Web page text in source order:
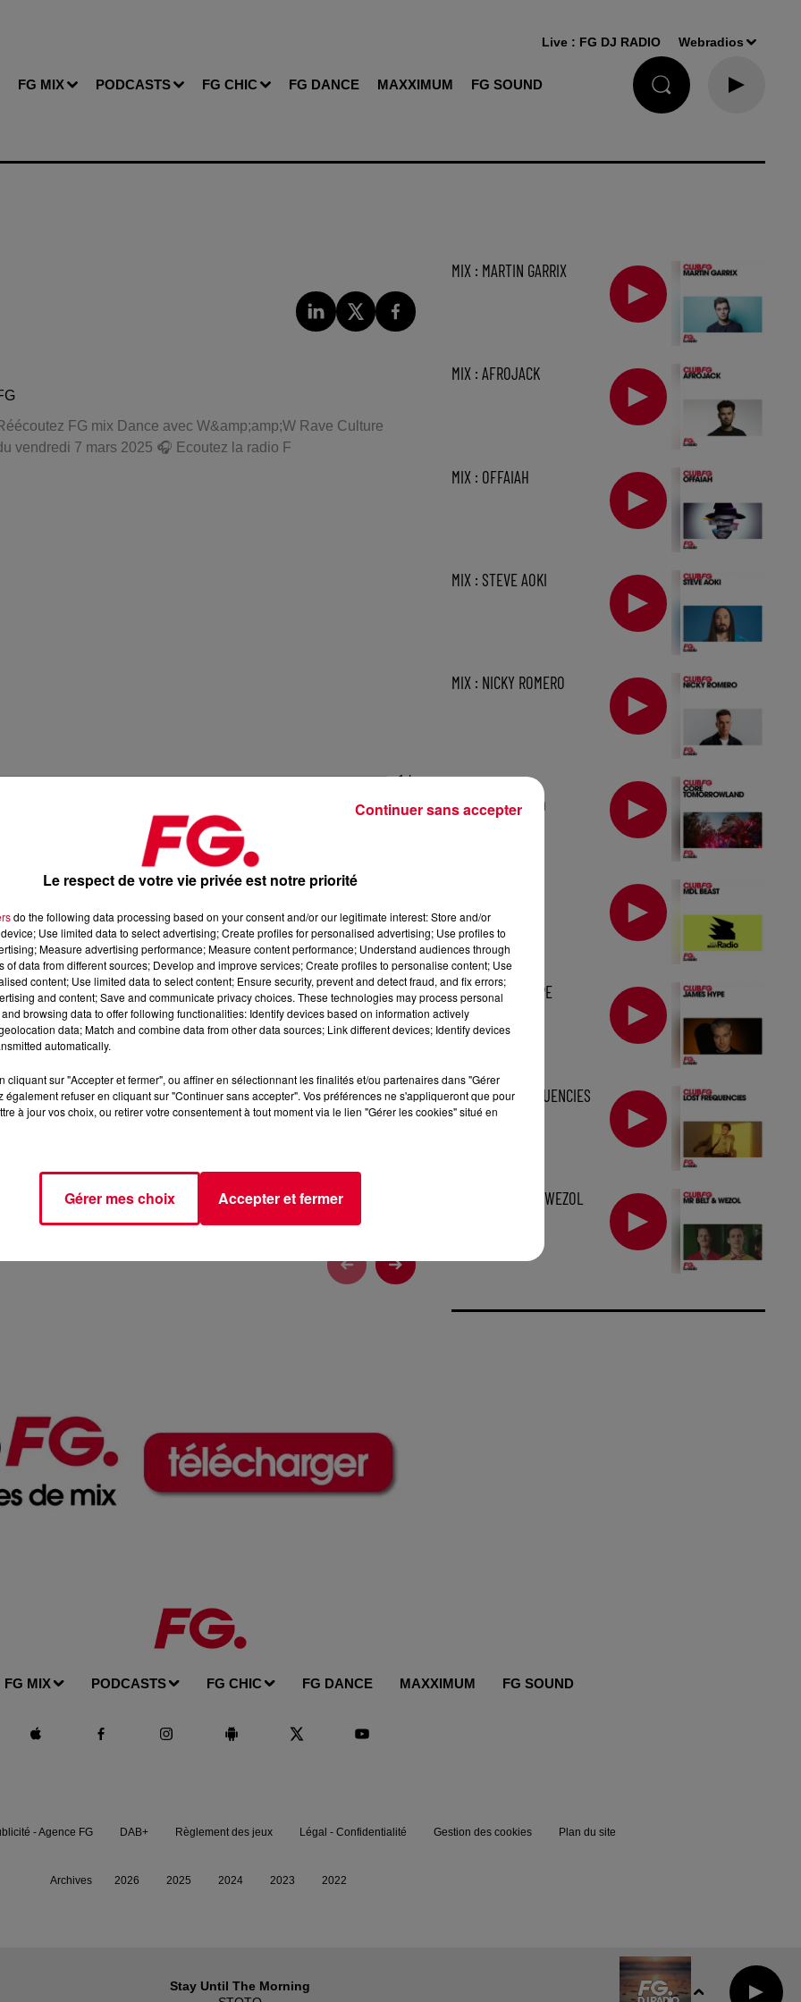
FG MIX PODCASTS FG CHIC FG DANCE MAXXIMUM FG SOUND
Live : FG DJ RADIO Webradios
FG mix Dance avec W&amp;amp;W Rave Culture
vendredi 7 mars 2025 🎧 Ecoutez la radio F
1 h
7 mars 2025
, 📱 et sur l’Application FG (IOShttps://urlz.fr/hhZxGoogle
rave et tech-house
MIX : MARTIN GARRIX
MIX : AFROJACK
MIX : OFFAIAH
MIX : STEVE AOKI
MIX : NICKY ROMERO
TOMORROWLAND
MIX : JAMES HYPE
MIX : LOST FREQUENCIES
MIX : MR BELT & WEZOL
FG MIX PODCASTS FG CHIC FG DANCE MAXXIMUM FG SOUND
Stay Until The Morning
- Agence FG DAB+ Règlement des jeux Légal - Confidentialité Gestion des cookies Plan du site
Archives 2026 2025 2024 2023 2022
Le respect de votre vie privée est notre priorité
do the following data processing based on your consent and/or our legitimate interest: Store and/or
Use limited data to select advertising; Create profiles for personalised advertising; Use profiles to
Measure advertising performance; Measure content performance; Understand audiences through
of data from different sources; Develop and improve services; Create profiles to personalise content; Use
content; Use limited data to select content; Ensure security, prevent and detect fraud, and fix errors;
and content; Save and communicate privacy choices. These technologies may process personal
browsing data to offer following functionalities: Identify devices based on information actively
data; Match and combine data from other data sources; Link different devices; Identify devices
automatically.
cliquant sur "Accepter et fermer", ou affiner en sélectionnant les finalités et/ou partenaires dans "Gérer
également refuser en cliquant sur "Continuer sans accepter". Vos préférences ne s'appliqueront que pour
à jour vos choix, ou retirer votre consentement à tout moment via le lien "Gérer les cookies" situé en
Gérer mes choix Accepter et fermer
Continuer sans accepter